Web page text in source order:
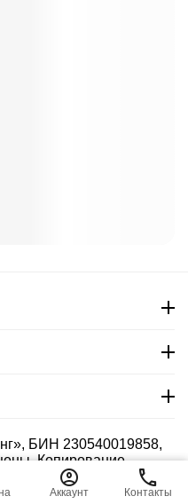
БИН 230540019858,
Копирование
страницы-источника
Аккаунт Контакты